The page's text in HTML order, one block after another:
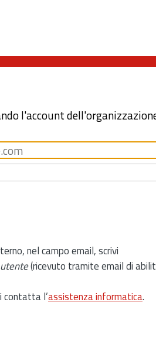
l'account
nel campo email, scrivi
(ricevuto tramite email di
contatta l’assistenza informatica.